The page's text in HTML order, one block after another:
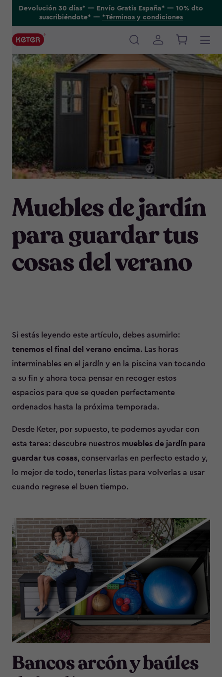
Devolución 30 días* ---- Envío Gratis España* ---- 10% dto
suscribiéndote* ---- *Términos y condiciones
Main
navigation
Muebles de jardín
para guardar tus
cosas del verano
Si estás leyendo este artículo, debes asumirlo:
tenemos el final del verano encima. Las horas
interminables en el jardín y en la piscina van tocando
a su fin y ahora toca pensar en recoger estos
espacios para que se queden perfectamente
ordenados hasta la próxima temporada.
Desde Keter, por supuesto, te podemos ayudar con
esta tarea: descubre nuestros muebles de jardín para
guardar tus cosas, conservarlas en perfecto estado y,
lo mejor de todo, tenerlas listas para volverlas a usar
cuando regrese el buen tiempo.
Bancos arcón y baúles